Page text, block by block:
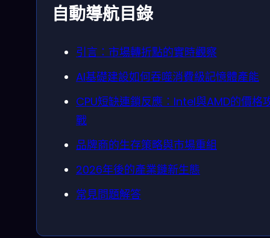
自動導航目錄
引言：市場轉折點的實時觀察
AI基礎建設如何吞噬消費級記憶體產能
CPU短缺連鎖反應：Intel與AMD的價格
戰
品牌商的生存策略與市場重組
2026年後的產業鏈新生態
常見問題解答